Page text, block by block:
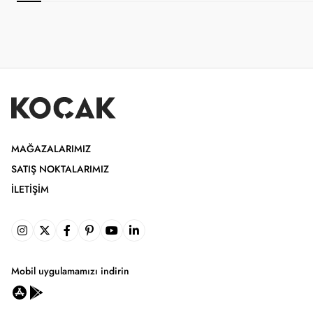
MAĞAZALARIMIZ
SATIŞ NOKTALARIMIZ
İLETIŞIM
Mobil uygulamamızı indirin